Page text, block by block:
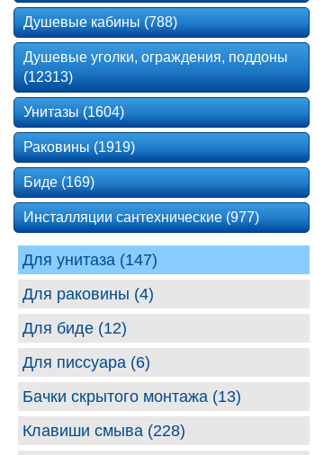
Душевые кабины (788)
Душевые уголки, ограждения, поддоны
(12313)
Унитазы (1604)
Раковины (1919)
Биде (169)
Инсталляции сантехнические (977)
Для унитаза (147)
Для раковины (4)
Для биде (12)
Для писсуара (6)
Бачки скрытого монтажа (13)
Клавиши смыва (228)